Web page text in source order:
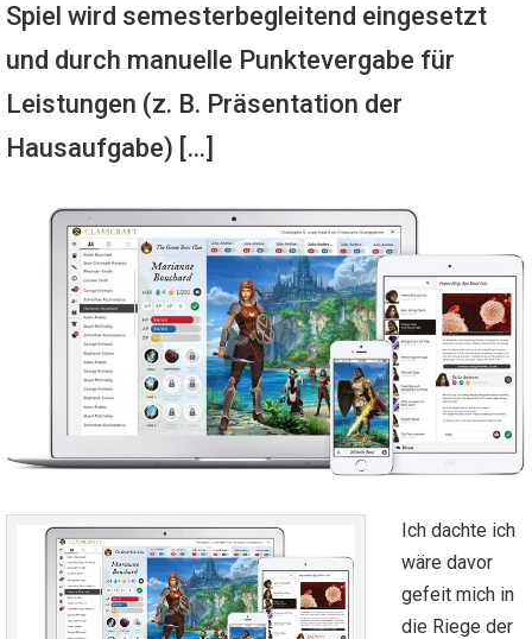
Spiel wird semesterbegleitend eingesetzt
und durch manuelle Punktevergabe für
Leistungen (z. B. Präsentation der
Hausaufgabe) […]
Ich dachte ich
wäre davor
gefeit mich in
die Riege der